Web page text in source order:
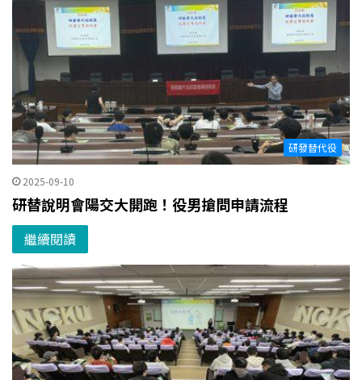
研發替代役
2025-09-10
研替說明會陽交大開跑！役男搶問申請流程
繼續閱讀